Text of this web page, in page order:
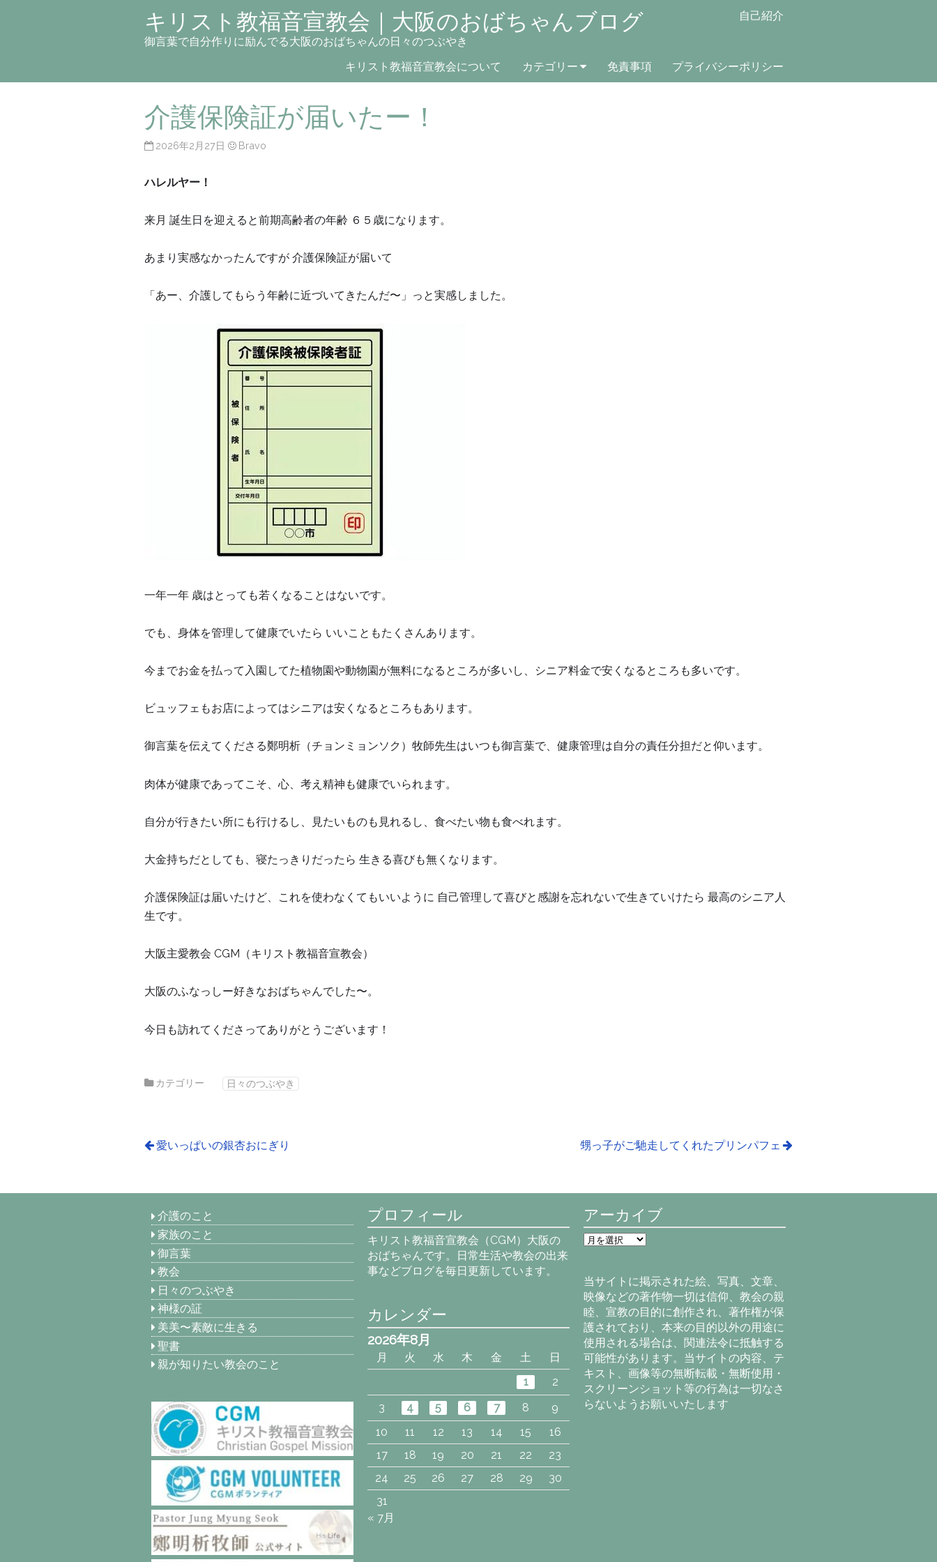
キリスト教福音宣教会｜大阪のおばちゃんブログ
御言葉で自分作りに励んでる大阪のおばちゃんの日々のつぶやき
自己紹介
キリスト教福音宣教会について カテゴリー 免責事項 プライバシーポリシー
介護保険証が届いたー！
2026年2月27日 Bravo
ハレルヤー！
来月 誕生日を迎えると前期高齢者の年齢 ６５歳になります。
あまり実感なかったんですが 介護保険証が届いて
「あー、介護してもらう年齢に近づいてきたんだ〜」っと実感しました。
一年一年 歳はとっても若くなることはないです。
でも、身体を管理して健康でいたら いいこともたくさんあります。
今までお金を払って入園してた植物園や動物園が無料になるところが多いし、シニア料金で安くなるところも多いです。
ビュッフェもお店によってはシニアは安くなるところもあります。
御言葉を伝えてくださる鄭明析（チョンミョンソク）牧師先生はいつも御言葉で、健康管理は自分の責任分担だと仰います。
肉体が健康であってこそ、心、考え精神も健康でいられます。
自分が行きたい所にも行けるし、見たいものも見れるし、食べたい物も食べれます。
大金持ちだとしても、寝たっきりだったら 生きる喜びも無くなります。
介護保険証は届いたけど、これを使わなくてもいいように 自己管理して喜びと感謝を忘れないで生きていけたら 最高のシニア人
生です。
大阪主愛教会 CGM（キリスト教福音宣教会）
大阪のふなっしー好きなおばちゃんでした〜。
今日も訪れてくださってありがとうございます！
カテゴリー 日々のつぶやき
愛いっぱいの銀杏おにぎり 甥っ子がご馳走してくれたプリンパフェ
介護のこと
家族のこと
御言葉
教会
日々のつぶやき
神様の証
美美〜素敵に生きる
聖書
親が知りたい教会のこと
プロフィール
キリスト教福音宣教会（CGM）大阪の
おばちゃんです。日常生活や教会の出来
事などブログを毎日更新しています。
アーカイブ
ア
ー
ブ
当サイトに掲示された絵、写真、文章、
映像などの著作物一切は信仰、教会の親
睦、宣教の目的に創作され、著作権が保
護されており、本来の目的以外の用途に
使用される場合は、関連法令に抵触する
可能性があります。当サイトの内容、テ
キスト、画像等の無断転載・無断使用・
スクリーンショット等の行為は一切なさ
らないようお願いいたします
カレンダー
2026年8月
月 火 水 木 金 土
日
1
2
3
4 5 6 7 8
9
10
11 12 13 14 15
16
17
18 19 20 21 22
23
24
25 26 27 28 29
30
31
« 7月